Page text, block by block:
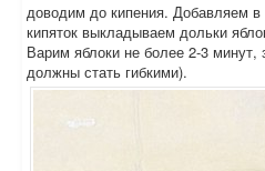
доводим до кипения. Добавляем в
кипяток выкладываем дольки
Варим яблоки не более 2-3 минут,
должны стать гибкими).